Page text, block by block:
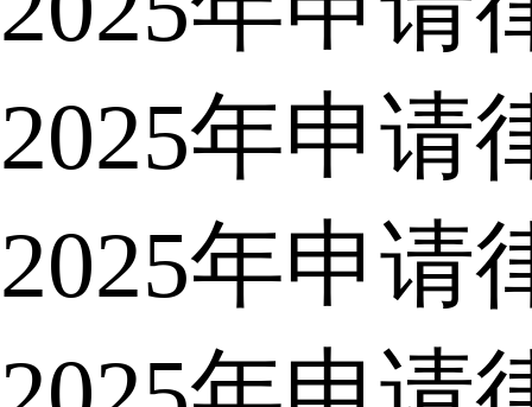
2025年申请
2025年申请